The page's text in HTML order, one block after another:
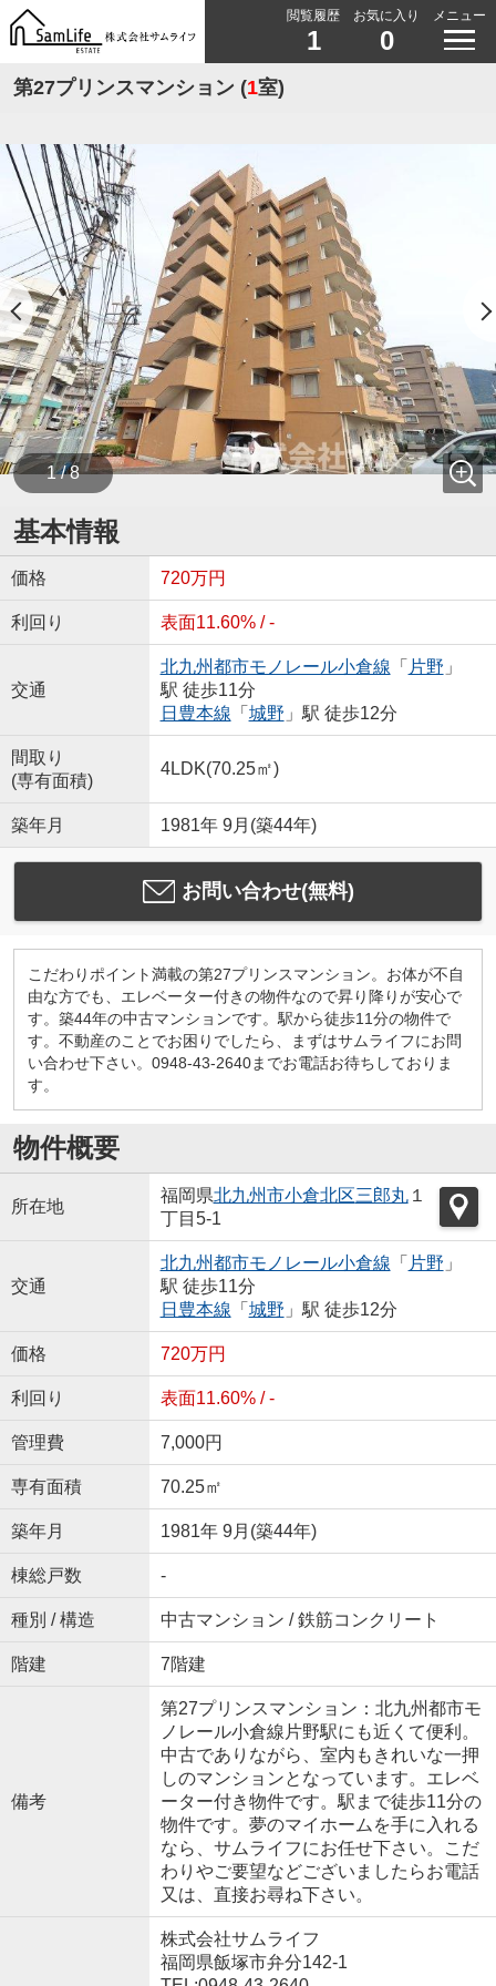
閲覧履歴
1
お気に入り
0
メニュー
第27プリンスマンション (1室)
1 / 8
基本情報
価格 720万円
利回り 表面11.60% / -
交通
北九州都市モノレール小倉線 「 片野 」
駅 徒歩11分
日豊本線 「 城野 」駅 徒歩12分
間取り
(専有面積)
4LDK(70.25㎡)
築年月 1981年 9月(築44年)
お問い合わせ(無料)
こだわりポイント満載の第27プリンスマンション。お体が不自
由な方でも、エレベーター付きの物件なので昇り降りが安心で
す。築44年の中古マンションです。駅から徒歩11分の物件で
す。不動産のことでお困りでしたら、まずはサムライフにお問
い合わせ下さい。0948-43-2640までお電話お待ちしておりま
す。
物件概要
所在地
福岡県北九州市小倉北区三郎丸１
丁目5-1
交通
北九州都市モノレール小倉線 「 片野 」
駅 徒歩11分
日豊本線 「 城野 」駅 徒歩12分
価格 720万円
利回り 表面11.60% / -
管理費 7,000円
専有面積 70.25㎡
築年月 1981年 9月(築44年)
棟総戸数 -
種別 / 構造 中古マンション / 鉄筋コンクリート
階建 7階建
備考
第27プリンスマンション：北九州都市モ
ノレール小倉線片野駅にも近くて便利。
中古でありながら、室内もきれいな一押
しのマンションとなっています。エレベ
ーター付き物件です。駅まで徒歩11分の
物件です。夢のマイホームを手に入れる
なら、サムライフにお任せ下さい。こだ
わりやご要望などございましたらお電話
又は、直接お尋ね下さい。
株式会社サムライフ
福岡県飯塚市弁分142-1